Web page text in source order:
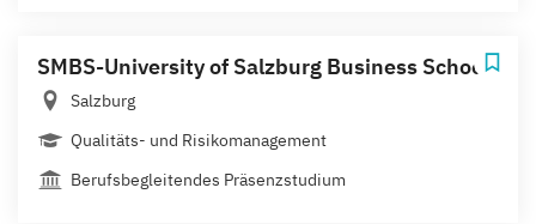
SMBS-University of Salzburg Business School
Salzburg
Qualitäts- und Risikomanagement
Berufsbegleitendes Präsenzstudium